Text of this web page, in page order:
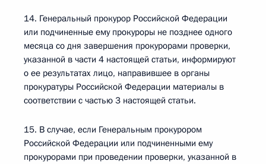
14. Генеральный прокурор Российской Федерации
или подчиненные ему прокуроры не позднее одного
месяца со дня завершения прокурорами проверки,
указанной в части 4 настоящей статьи, информируют
о ее результатах лицо, направившее в органы
прокуратуры Российской Федерации материалы в
соответствии с частью 3 настоящей статьи.
15. В случае, если Генеральным прокурором
Российской Федерации или подчиненными ему
прокурорами при проведении проверки, указанной в